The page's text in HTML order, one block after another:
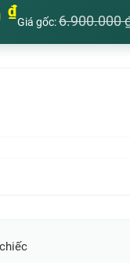
₫
Giá gốc:6.900.000
chiếc